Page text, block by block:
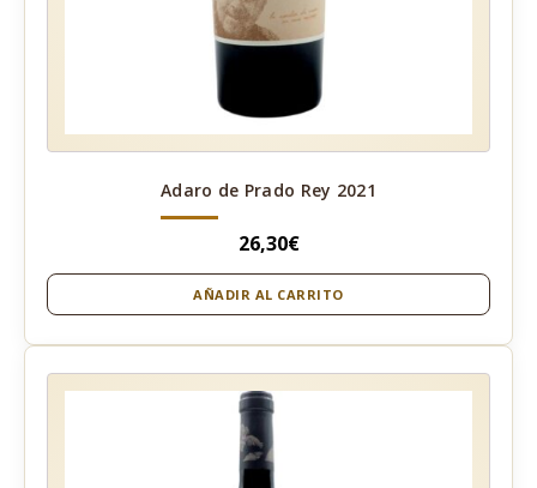
Adaro de Prado Rey 2021
26,30€
AÑADIR AL CARRITO